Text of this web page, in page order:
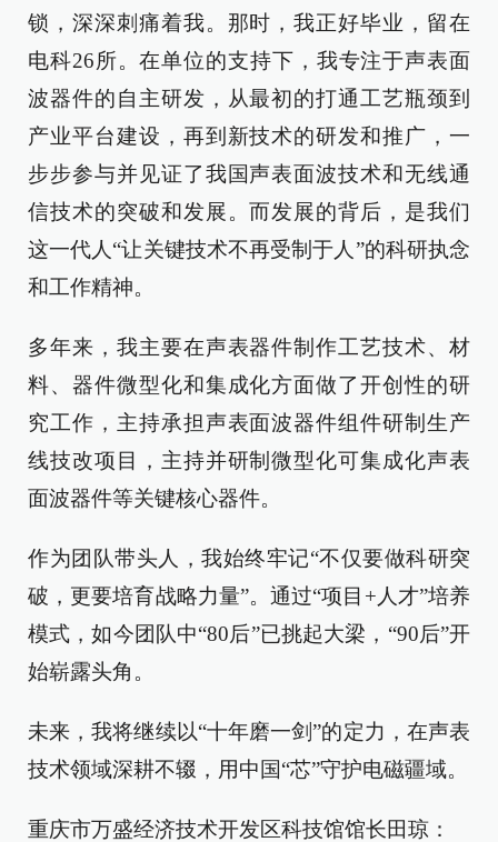
锁，深深刺痛着我。那时，我正好毕业，留在
电科26所。在单位的支持下，我专注于声表面
波器件的自主研发，从最初的打通工艺瓶颈到
产业平台建设，再到新技术的研发和推广，一
步步参与并见证了我国声表面波技术和无线通
信技术的突破和发展。而发展的背后，是我们
这一代人“让关键技术不再受制于人”的科研执念
和工作精神。
多年来，我主要在声表器件制作工艺技术、材
料、器件微型化和集成化方面做了开创性的研
究工作，主持承担声表面波器件组件研制生产
线技改项目，主持并研制微型化可集成化声表
面波器件等关键核心器件。
作为团队带头人，我始终牢记“不仅要做科研突
破，更要培育战略力量”。通过“项目+人才”培养
模式，如今团队中“80后”已挑起大梁，“90后”开
始崭露头角。
未来，我将继续以“十年磨一剑”的定力，在声表
技术领域深耕不辍，用中国“芯”守护电磁疆域。
重庆市万盛经济技术开发区科技馆馆长田琼：